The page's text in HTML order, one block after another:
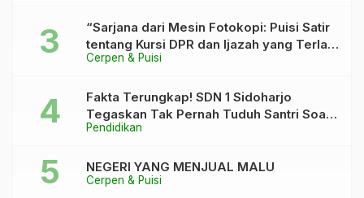
Cerpen & Puisi
“Sarjana dari Mesin Fotokopi: Puisi Satir
tentang Kursi DPR dan Ijazah yang Terlalu
Rapi”
Pendidikan
Fakta Terungkap! SDN 1 Sidoharjo
Tegaskan Tak Pernah Tuduh Santri Soal
Kaca Pecah
Cerpen & Puisi
NEGERI YANG MENJUAL MALU